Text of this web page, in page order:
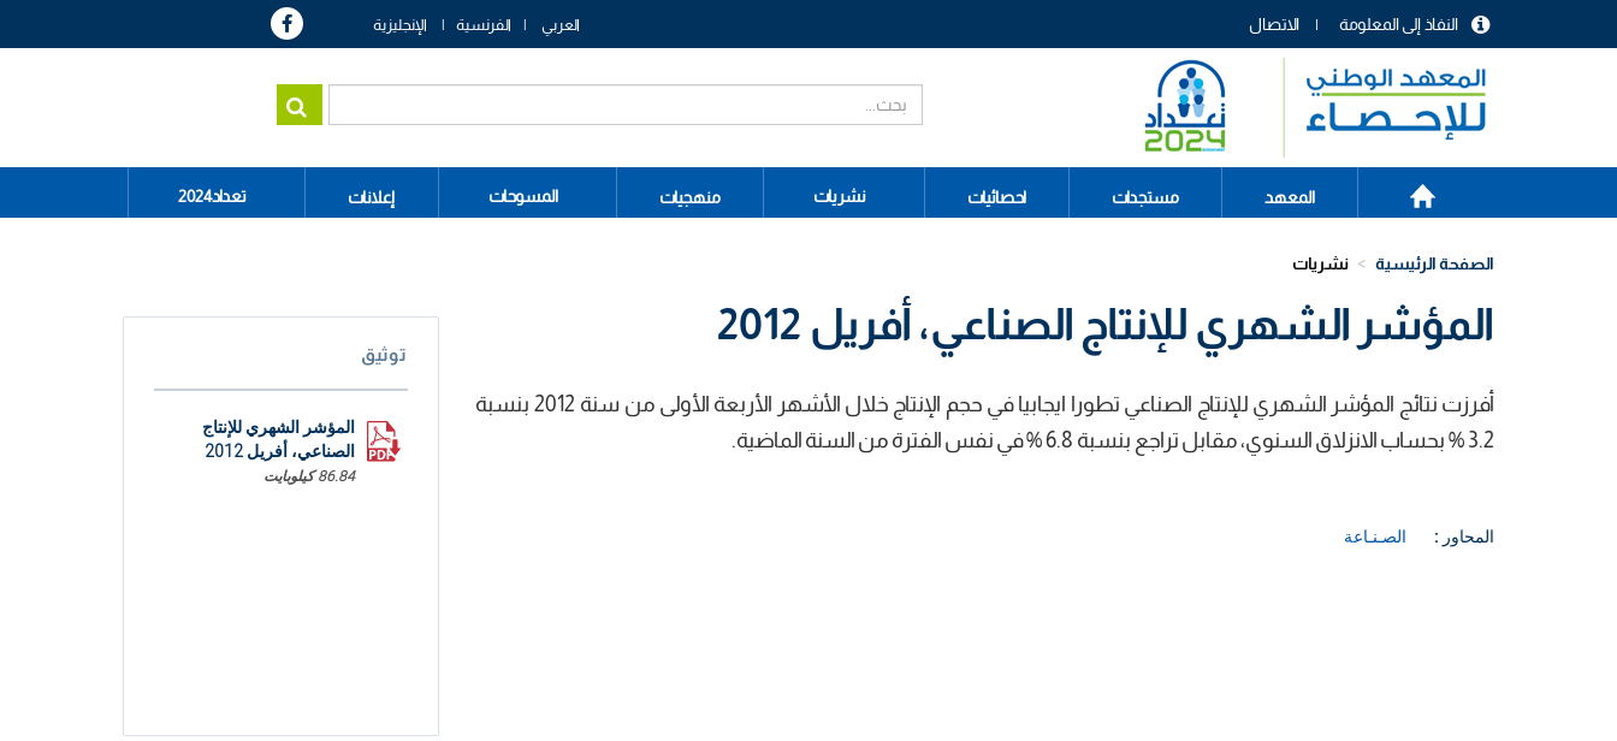
menu
header
الاتصال النفاذ إلى المعلومة العربي الفرنسية الإنجليزية
Main
navigation
الرئيسية
المعهد مستجدات احصائيات نشريات منهجيات المسوحات إعلانات تعداد2024
الصفحة الرئيسية نشريات
المؤشر الشهري للإنتاج الصناعي، أفريل 2012
أفرزت نتائج المؤشر الشهري للإنتاج الصناعي تطورا ايجابيا في حجم الإنتاج خلال الأشهر الأربعة الأولى من سنة 2012 بنسبة
3.2 % بحساب الانزلاق السنوي، مقابل تراجع بنسبة 6.8 % في نفس الفترة من السنة الماضية.
المحاور : الصـنـاعة
توثيق
المؤشر الشهري للإنتاج
الصناعي، أفريل 2012
86.84 كيلوبايت